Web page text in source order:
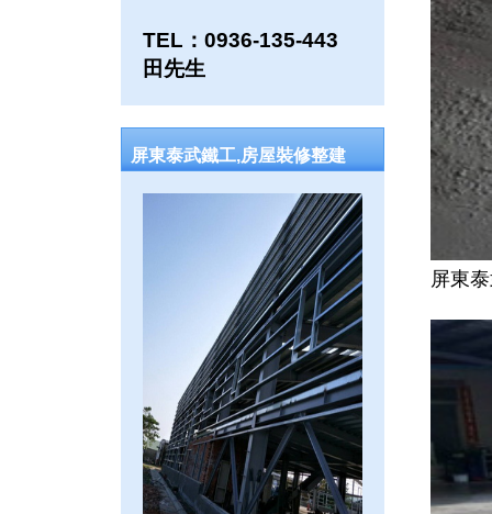
TEL：0936-135-443
田先生
屏東泰武鐵工,房屋裝修整建
屏東